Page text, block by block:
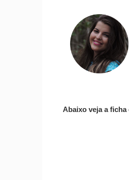
Abaixo veja a